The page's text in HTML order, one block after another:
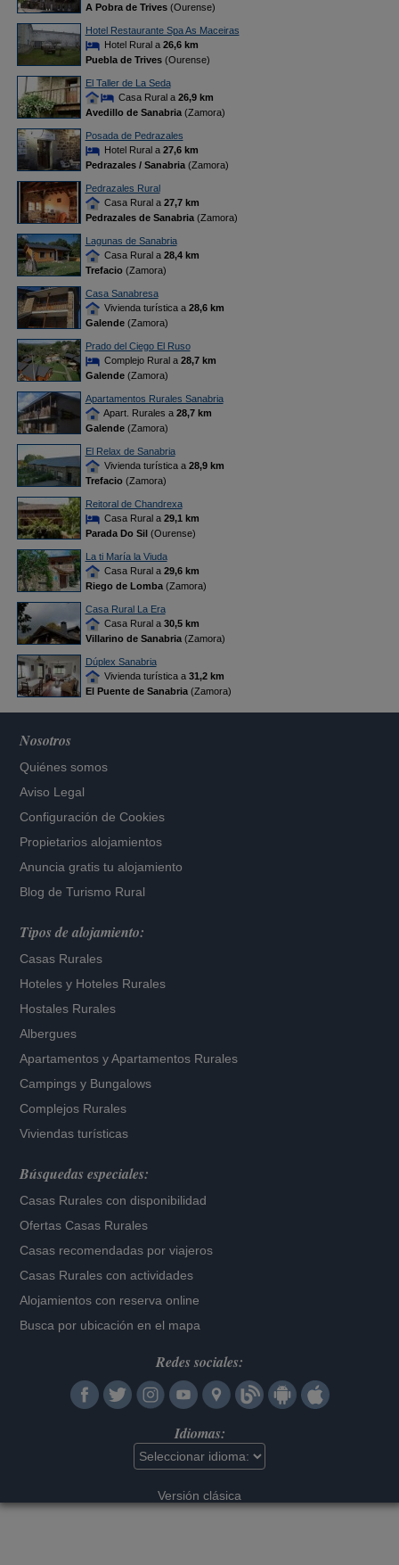
A Pobra de Trives(Ourense)
Hotel Restaurante Spa As Maceiras
Hotel Rural a 26,6 km
Puebla de Trives(Ourense)
El Taller de La Seda
Casa Rural a 26,9 km
Avedillo de Sanabria(Zamora)
Posada de Pedrazales
Hotel Rural a 27,6 km
Pedrazales / Sanabria(Zamora)
Pedrazales Rural
Casa Rural a 27,7 km
Pedrazales de Sanabria(Zamora)
Lagunas de Sanabria
Casa Rural a 28,4 km
Trefacio(Zamora)
Casa Sanabresa
Vivienda turística a 28,6 km
Galende(Zamora)
Prado del Ciego El Ruso
Complejo Rural a 28,7 km
Galende(Zamora)
Apartamentos Rurales Sanabria
Apart. Rurales a 28,7 km
Galende(Zamora)
El Relax de Sanabria
Vivienda turística a 28,9 km
Trefacio(Zamora)
Reitoral de Chandrexa
Casa Rural a 29,1 km
Parada Do Sil(Ourense)
La ti María la Viuda
Casa Rural a 29,6 km
Riego de Lomba(Zamora)
Casa Rural La Era
Casa Rural a 30,5 km
Villarino de Sanabria(Zamora)
Dúplex Sanabria
Vivienda turística a 31,2 km
El Puente de Sanabria(Zamora)
Nosotros
Quiénes somos
Aviso Legal
Configuración de Cookies
Propietarios alojamientos
Anuncia gratis tu alojamiento
Blog de Turismo Rural
Tipos de alojamiento:
Casas Rurales
Hoteles y Hoteles Rurales
Hostales Rurales
Albergues
Apartamentos yApartamentos Rurales
Campings y Bungalows
Complejos Rurales
Viviendas turísticas
Búsquedas especiales:
Casas Rurales con disponibilidad
Ofertas Casas Rurales
Casas recomendadas por viajeros
Casas Rurales con actividades
Alojamientos con reserva online
Busca por ubicación en el mapa
Redes sociales:
Idiomas:
Versión clásica